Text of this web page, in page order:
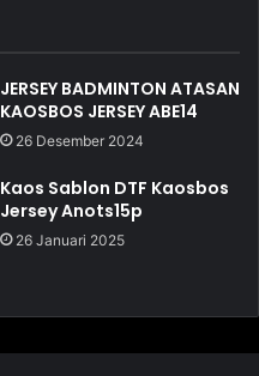
JERSEY BADMINTON ATASAN
KAOSBOS JERSEY ABE14
26 Desember 2024
Kaos Sablon DTF Kaosbos
Jersey Anots15p
26 Januari 2025